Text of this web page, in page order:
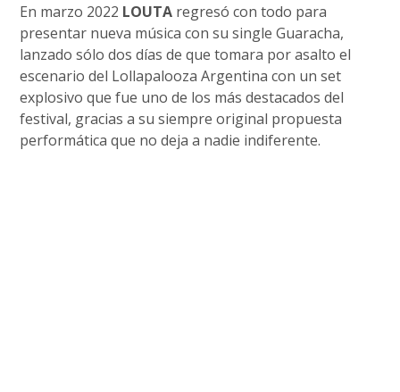
En marzo 2022 LOUTA regresó con todo para
presentar nueva música con su single Guaracha,
lanzado sólo dos días de que tomara por asalto el
escenario del Lollapalooza Argentina con un set
explosivo que fue uno de los más destacados del
festival, gracias a su siempre original propuesta
performática que no deja a nadie indiferente.